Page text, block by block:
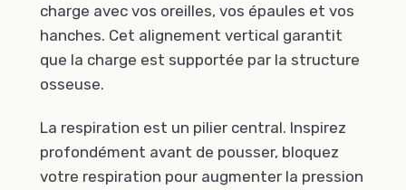
charge avec vos oreilles, vos épaules et vos
hanches. Cet alignement vertical garantit
que la charge est supportée par la structure
osseuse.
La respiration est un pilier central. Inspirez
profondément avant de pousser, bloquez
votre respiration pour augmenter la pression